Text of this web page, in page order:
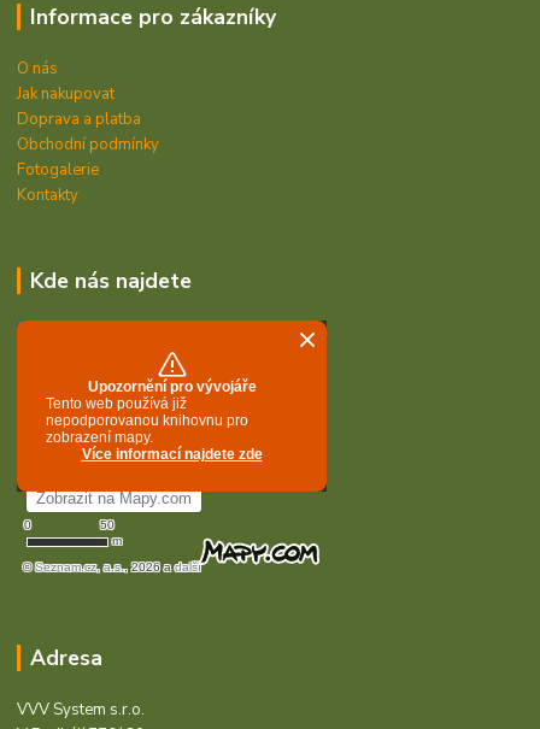
Informace pro zákazníky
O nás
Jak nakupovat
Doprava a platba
Obchodní podmínky
Fotogalerie
Kontakty
Kde nás najdete
Adresa
VVV System s.r.o.